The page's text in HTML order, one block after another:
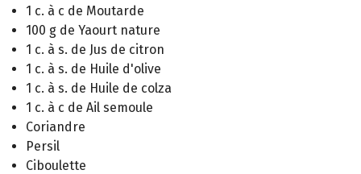
1 c. à c de Moutarde
100 g de Yaourt nature
1 c. à s. de Jus de citron
1 c. à s. de Huile d'olive
1 c. à s. de Huile de colza
1 c. à c de Ail semoule
Coriandre
Persil
Ciboulette